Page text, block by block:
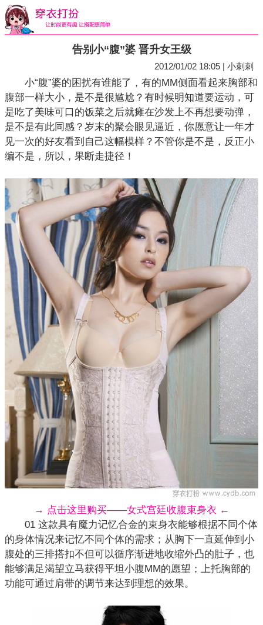
告别小“腹”婆 晋升女王级
2012/01/02 18:05 | 小刺刺
小“腹”婆的困扰有谁能了，有的MM侧面看起来胸部和
腹部一样大小，是不是很尴尬？有时候明知道要运动，可
是吃了美味可口的饭菜之后就瘫在沙发上不再想要动弹，
是不是有此同感？岁末的聚会眼见逼近，你愿意让一年才
见一次的好友看到自己这幅模样？不管你是不是，反正小
编不是，所以，果断走捷径！
→ 点击这里购买——女式宫廷收腹束身衣 ←
01 这款具有魔力记忆合金的束身衣能够根据不同个体
的身体情况来记忆不同个体的需求；从胸下一直延伸到小
腹处的三排搭扣不但可以循序渐进地收缩外凸的肚子，也
能够满足渴望立马获得平坦小腹MM的愿望；上托胸部的
功能可通过肩带的调节来达到理想的效果。